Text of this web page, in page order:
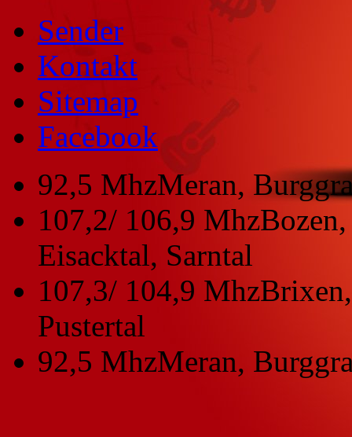
Sender
Kontakt
Sitemap
Facebook
92,5 MhzMeran,
107,2/ 106,9 Mhz
Eisacktal, Sarntal
107,3/ 104,9 Mhz
Pustertal
92,5 MhzMeran,